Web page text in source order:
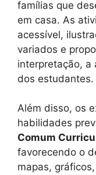
famílias que
em casa. As
acessível,
variados e
interpretação, a
dos estudantes.
Além disso, os
habilidades
Comum
favorecendo o
mapas,